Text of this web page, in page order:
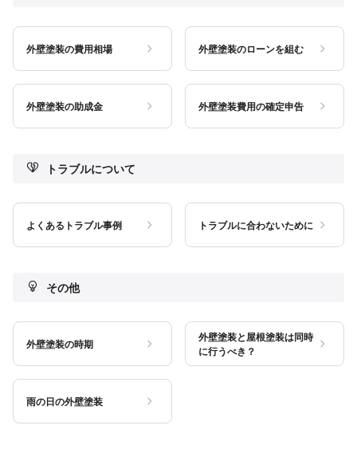
外壁塗装の費用相場 外壁塗装のローンを組む
外壁塗装の助成金 外壁塗装費用の確定申告
トラブルについて
よくあるトラブル事例 トラブルに合わないために
その他
外壁塗装の時期
外壁塗装と屋根塗装は同時
に行うべき？
雨の日の外壁塗装